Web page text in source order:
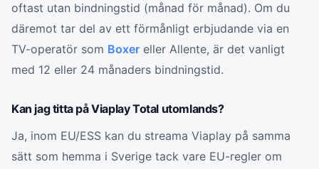
oftast utan bindningstid (månad för månad). Om du
däremot tar del av ett förmånligt erbjudande via en
TV-operatör som Boxer eller Allente, är det vanligt
med 12 eller 24 månaders bindningstid.
Kan jag titta på Viaplay Total utomlands?
Ja, inom EU/ESS kan du streama Viaplay på samma
sätt som hemma i Sverige tack vare EU-regler om